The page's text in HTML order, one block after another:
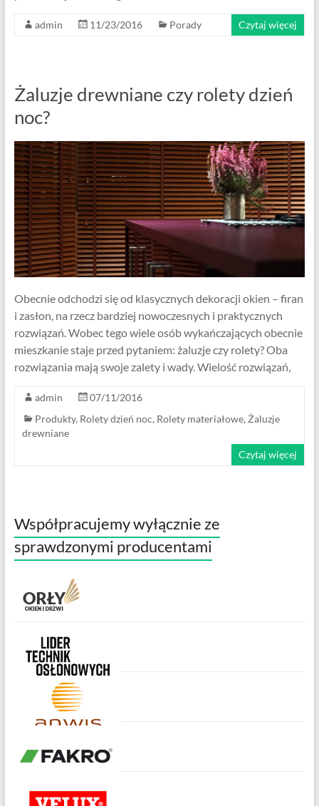
admin 11/23/2016 Porady Czytaj więcej
Żaluzje drewniane czy rolety dzień
noc?
Obecnie odchodzi się od klasycznych dekoracji okien – firan
i zasłon, na rzecz bardziej nowoczesnych i praktycznych
rozwiązań. Wobec tego wiele osób wykańczających obecnie
mieszkanie staje przed pytaniem: żaluzje czy rolety? Oba
rozwiązania mają swoje zalety i wady. Wielość rozwiązań,
admin
07/11/2016
Produkty, Rolety dzień noc, Rolety materiałowe, Żaluzje
drewniane
Czytaj więcej
Współpracujemy wyłącznie ze
sprawdzonymi producentami